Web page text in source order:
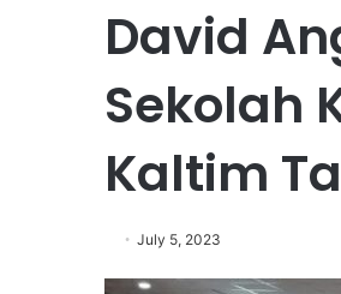
David
Sekolah
Kaltim
July 5, 2023